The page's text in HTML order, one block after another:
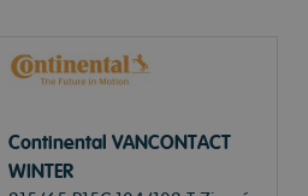
Continental VANCONTACT
WINTER